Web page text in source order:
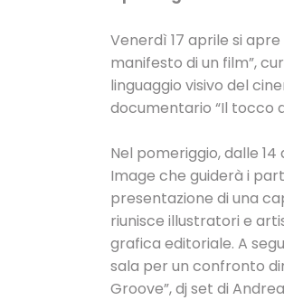
Venerdì 17 aprile si
manifesto di un film”,
linguaggio visivo del
documentario “Il tocco
Nel pomeriggio, dalle
Image che guiderà i
presentazione di una
riunisce illustratori e
grafica editoriale. A
sala per un confronto
Groove”, dj set di